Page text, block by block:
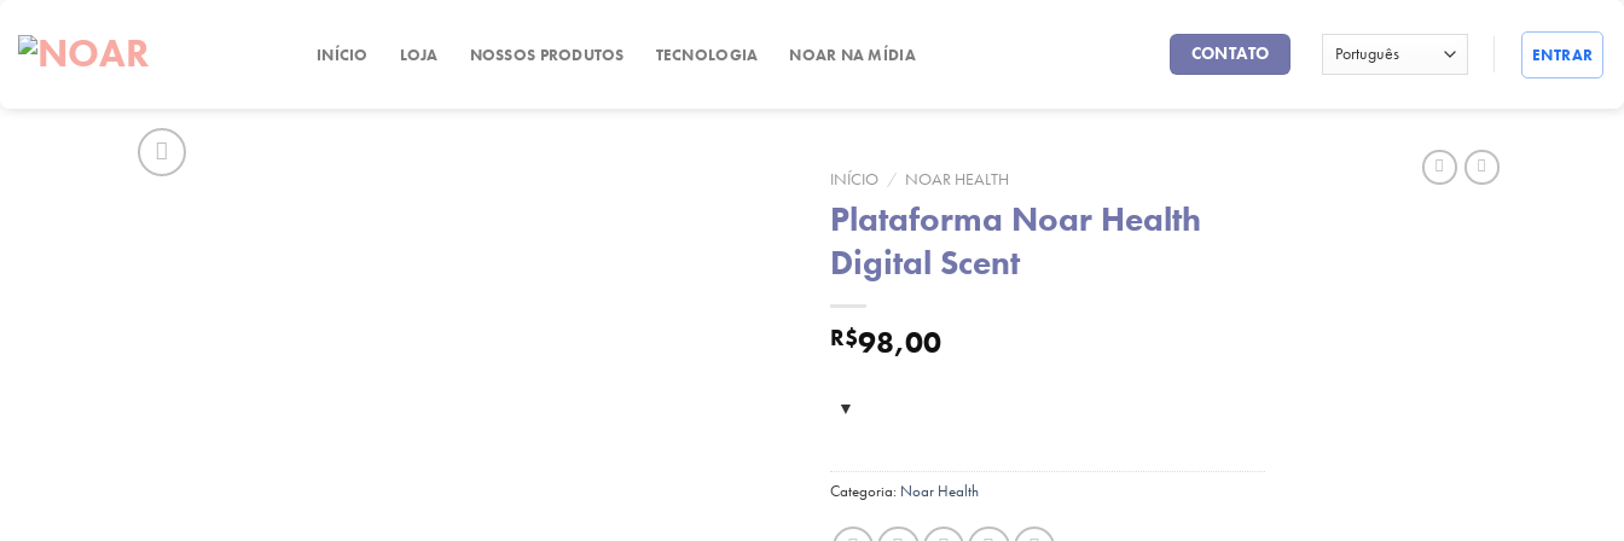
INÍCIO LOJA NOSSOS PRODUTOS TECNOLOGIA NOAR NA MÍDIA CONTATO ENTRAR
INÍCIO / NOAR HEALTH
Plataforma Noar Health
Digital Scent
R$98,00
Categoria: Noar Health